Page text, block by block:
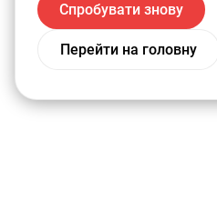
Спробувати знову
Перейти на головну